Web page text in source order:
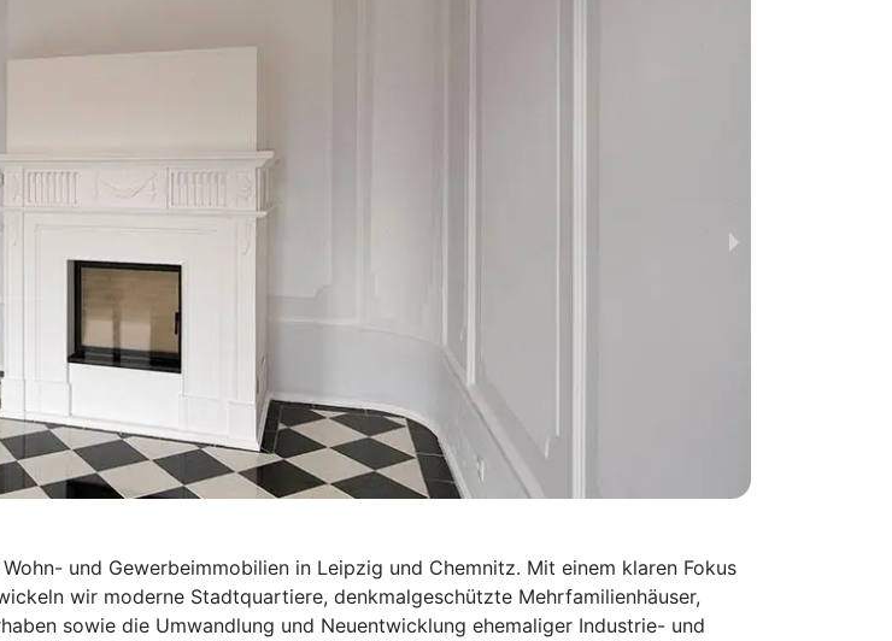
und Gewerbeimmobilien in Leipzig und Chemnitz. Mit einem klaren Fokus
wir moderne Stadtquartiere, denkmalgeschützte Mehrfamilienhäuser,
sowie die Umwandlung und Neuentwicklung ehemaliger Industrie- und